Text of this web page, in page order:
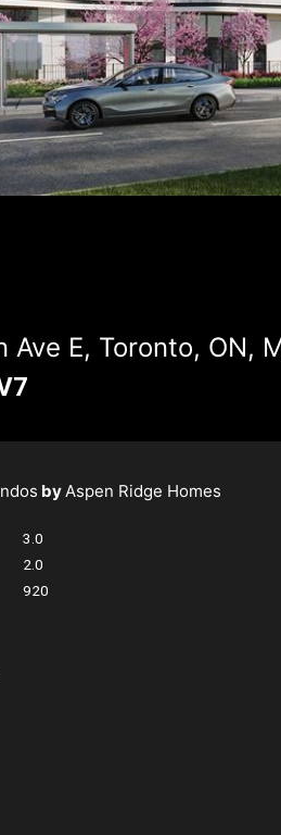
Ave E, Toronto, ON,
byAspen Ridge Homes
3.0
2.0
920